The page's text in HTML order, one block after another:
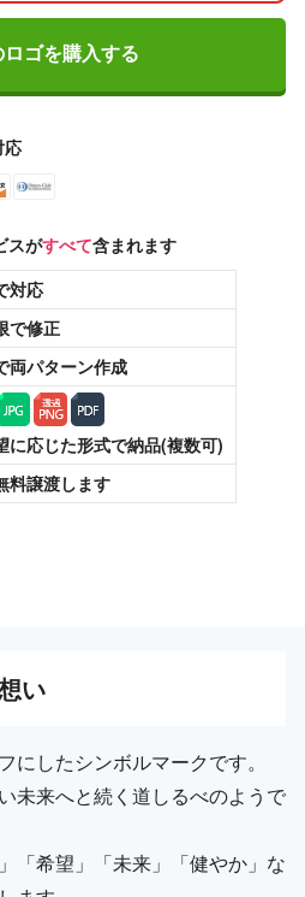
ロゴを購入する
応
スがすべて含まれます
対応
で修正
両パターン作成
に応じた形式で納品(複数可)
料譲渡します
い
にしたシンボルマークです。
未来へと続く道しるべのようで
「希望」「未来」「健やか」な